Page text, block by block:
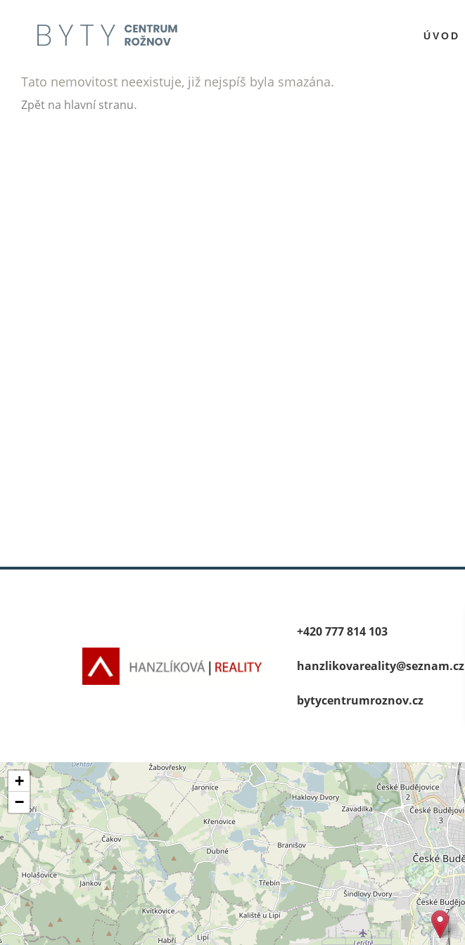
ÚVOD
Tato nemovitost neexistuje, již nejspíš byla smazána.
Zpět na hlavní stranu.
+420 777 814 103
hanzlikovareality@seznam.cz
bytycentrumroz­nov.cz
+
−